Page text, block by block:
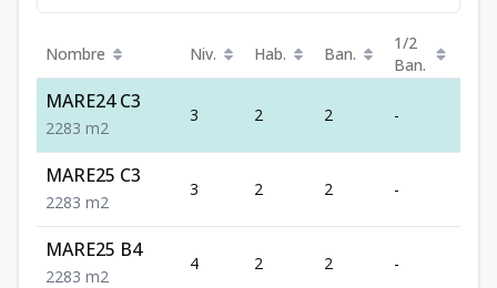
Nombre Niv. Hab. Ban.
1/2
Ban.
MARE24 C3
2283 m2
3 2 2 -
MARE25 C3
2283 m2
3 2 2 -
MARE25 B4
2283 m2
4 2 2 -